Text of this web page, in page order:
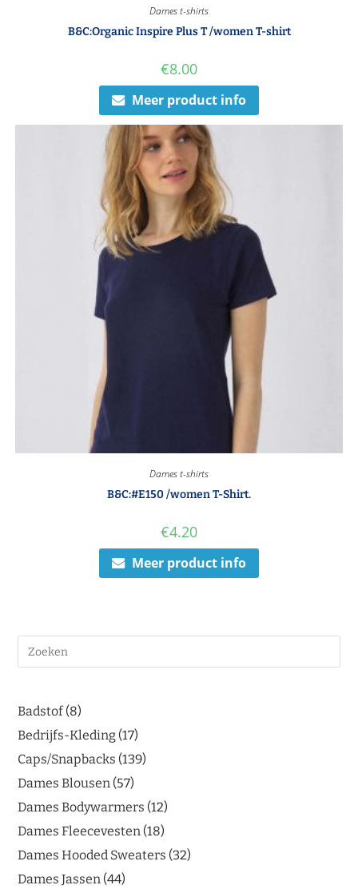
Dames t-shirts
B&C:Organic Inspire Plus T /women T-shirt
€8.00
Meer product info
Dames t-shirts
B&C:#E150 /women T-Shirt.
€4.20
Meer product info
Badstof 8
Bedrijfs-Kleding 17
Caps/Snapbacks 139
Dames Blousen 57
Dames Bodywarmers 12
Dames Fleecevesten 18
Dames Hooded Sweaters 32
Dames Jassen 44